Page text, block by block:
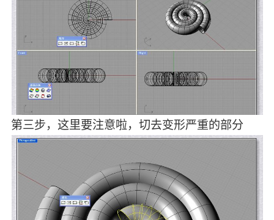
第三步，这里要注意啦，切去变形严重的部分